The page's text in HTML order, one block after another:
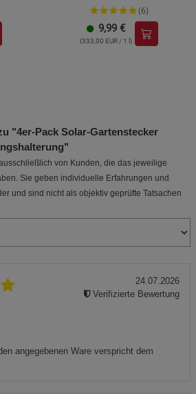
(6)
9,99 €
(333,00 EUR / 1 l)
"4er-Pack Solar-Gartenstecker
von Kunden, die das jeweilige
Sie geben individuelle Erfahrungen und
und sind nicht als objektiv geprüfte Tatsachen
angegebenen Ware verspricht dem
24.07.2026
Verifizierte Bewertung